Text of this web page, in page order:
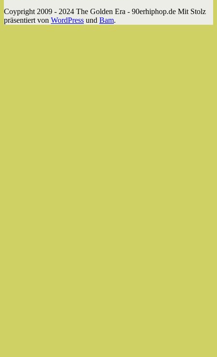
Coypright 2009 - 2024 The Golden Era - 90erhiphop.de Mit Stolz
präsentiert von WordPress und Bam.